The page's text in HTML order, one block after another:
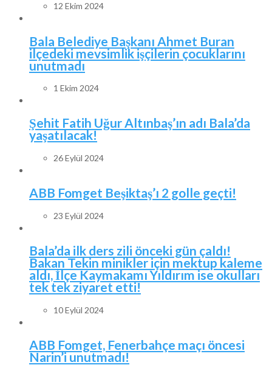
12 Ekim 2024
Bala Belediye Başkanı Ahmet Buran
ilçedeki mevsimlik işçilerin çocuklarını
unutmadı
1 Ekim 2024
Şehit Fatih Uğur Altınbaş’ın adı Bala’da
yaşatılacak!
26 Eylül 2024
ABB Fomget Beşiktaş’ı 2 golle geçti!
23 Eylül 2024
Bala’da ilk ders zili önceki gün çaldı!
Bakan Tekin minikler için mektup kaleme
aldı, İlçe Kaymakamı Yıldırım ise okulları
tek tek ziyaret etti!
10 Eylül 2024
ABB Fomget, Fenerbahçe maçı öncesi
Narin’i unutmadı!